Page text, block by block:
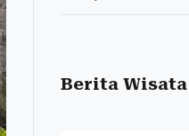
Berita Wisata